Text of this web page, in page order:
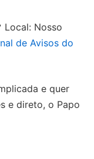
Local: Nosso
de Avisos do
e quer
e direto, o Papo